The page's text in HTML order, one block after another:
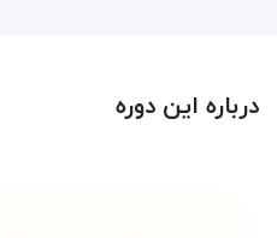
درباره این دوره